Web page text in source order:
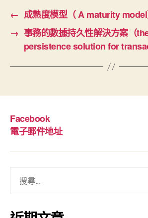
← 成熟度模型（ A maturity model
→ 事務的數據持久性解決方案（
persistence solution for
Facebook
電子郵件地址
鍵